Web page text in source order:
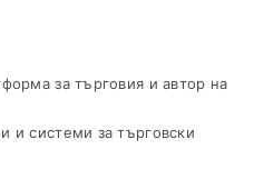
за търговия и автор на
и системи за търговски